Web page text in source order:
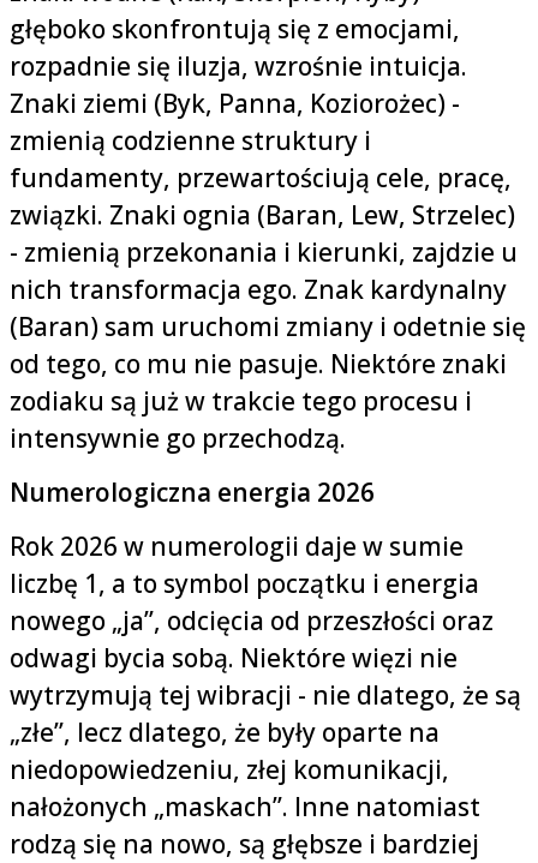
głęboko skonfrontują się z emocjami,
rozpadnie się iluzja, wzrośnie intuicja.
Znaki ziemi (Byk, Panna, Koziorożec) -
zmienią codzienne struktury i
fundamenty, przewartościują cele, pracę,
związki. Znaki ognia (Baran, Lew, Strzelec)
- zmienią przekonania i kierunki, zajdzie u
nich transformacja ego. Znak kardynalny
(Baran) sam uruchomi zmiany i odetnie się
od tego, co mu nie pasuje. Niektóre znaki
zodiaku są już w trakcie tego procesu i
intensywnie go przechodzą.
Numerologiczna energia 2026
Rok 2026 w numerologii daje w sumie
liczbę 1, a to symbol początku i energia
nowego „ja”, odcięcia od przeszłości oraz
odwagi bycia sobą. Niektóre więzi nie
wytrzymują tej wibracji - nie dlatego, że są
„złe”, lecz dlatego, że były oparte na
niedopowiedzeniu, złej komunikacji,
nałożonych „maskach”. Inne natomiast
rodzą się na nowo, są głębsze i bardziej